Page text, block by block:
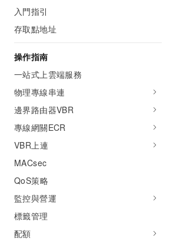
入門指引
存取點地址
操作指南
一站式上雲端服務
物理專線串連
邊界路由器VBR
專線網關ECR
VBR上連
MACsec
QoS策略
監控與營運
標籤管理
配額